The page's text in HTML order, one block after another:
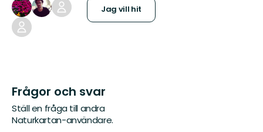
Jag vill hit
Frågor och svar
Ställ en fråga till andra
Naturkartan-användare.